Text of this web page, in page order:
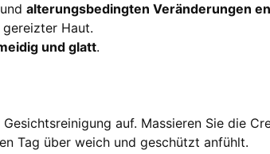
alterungsbedingten Veränderungen
Haut.
und glatt.
auf. Massieren Sie die
Tag über weich und geschützt anfühlt.